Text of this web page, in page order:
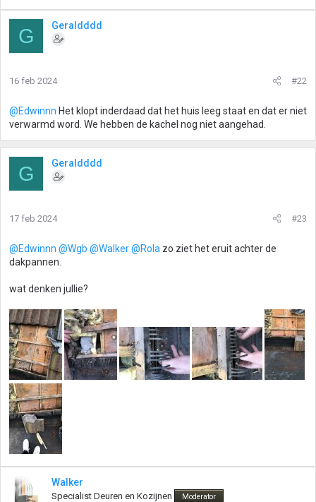
G Geraldddd
16 feb 2024 #22
@Edwinnn Het klopt inderdaad dat het huis leeg staat en dat er niet
verwarmd word. We hebben de kachel nog niet aangehad.
G Geraldddd
17 feb 2024 #23
@Edwinnn @Wgb @Walker@Rola zo ziet het eruit achter de
dakpannen.
wat denken jullie?
Walker
Specialist Deuren en Kozijnen Moderator